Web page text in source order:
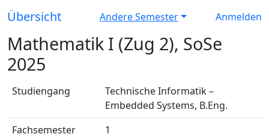
Übersicht Andere Semester Anmelden
Mathematik I (Zug 2), SoSe
2025
Studiengang
Technische Informatik –
Embedded Systems, B.Eng.
Fachsemester
1